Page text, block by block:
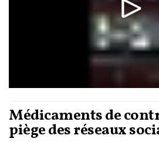
Médicaments de
piège des réseaux